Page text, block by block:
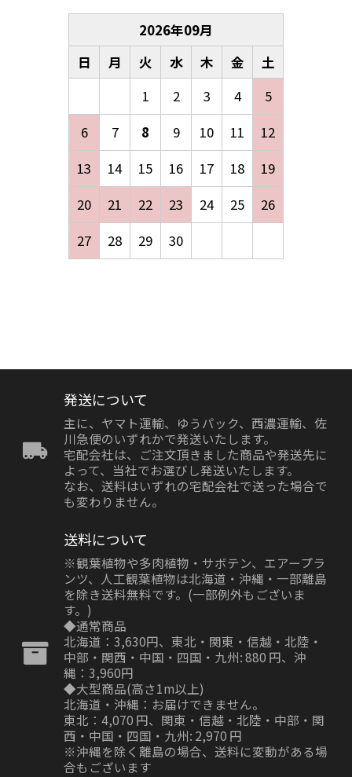
2026年09月
日
月 火 水 木 金
土
1
2 3 4
5
6
7 8 9 10 11
12
13
14 15 16 17 18
19
20
21 22 23 24 25
26
27
28 29 30
発送について
主に、ヤマト運輸、ゆうパック、西濃運輸、佐
川急便のいずれかで発送いたします。
宅配会社は、ご注文頂きました商品や発送先に
よって、当社でお選びし発送いたします。
なお、送料はいずれの宅配会社で送った場合で
も変わりません。
送料について
※観葉植物や多肉植物・サボテン、エアープラ
ンツ、人工観葉植物は北海道・沖縄・一部離島
を除き送料無料です。(一部例外もございま
す。)
◆通常商品
北海道：3,630円、東北・関東・信越・北陸・
中部・関西・中国・四国・九州: 880 円、沖
縄：3,960円
◆大型商品(高さ1m以上)
北海道・沖縄：お届けできません。
東北：4,070 円、関東・信越・北陸・中部・関
西・中国・四国・九州: 2,970 円
※沖縄を除く離島の場合、送料に変動がある場
合もございます